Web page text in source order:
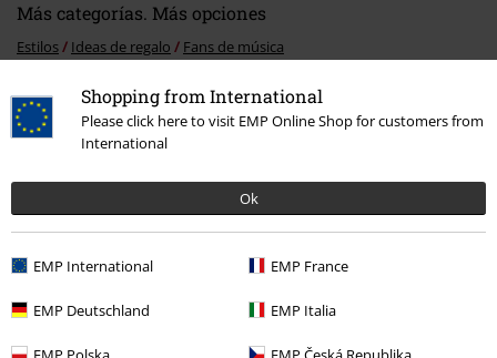
Shopping from International
Please click here to visit EMP Online Shop for customers from
International
Ok
EMP International EMP France
EMP Deutschland EMP Italia
Más categorías. Más opciones
Estilos Ideas de regalo Fans de música
Ofertas % Accesorios Caps
Ofertas % Hombre Accesorios
Ofertas % Merch de Bandas Accesorios
descuento
E-mail Newsletter